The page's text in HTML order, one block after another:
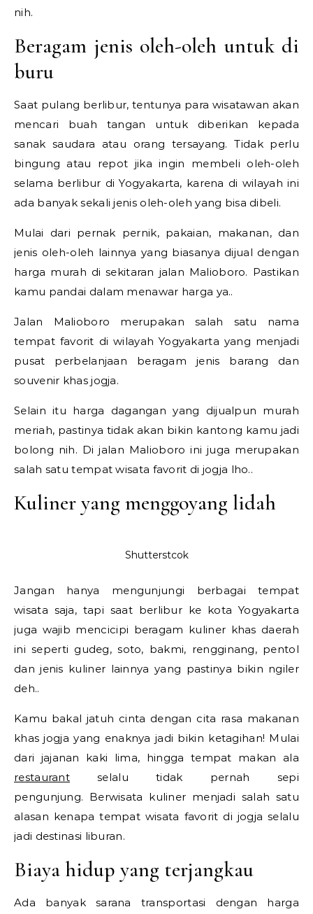
nih.
Beragam jenis oleh-oleh untuk di
buru
Saat pulang berlibur, tentunya para wisatawan akan
mencari buah tangan untuk diberikan kepada
sanak saudara atau orang tersayang. Tidak perlu
bingung atau repot jika ingin membeli oleh-oleh
selama berlibur di Yogyakarta, karena di wilayah ini
ada banyak sekali jenis oleh-oleh yang bisa dibeli.
Mulai dari pernak pernik, pakaian, makanan, dan
jenis oleh-oleh lainnya yang biasanya dijual dengan
harga murah di sekitaran jalan Malioboro. Pastikan
kamu pandai dalam menawar harga ya..
Jalan Malioboro merupakan salah satu nama
tempat favorit di wilayah Yogyakarta yang menjadi
pusat perbelanjaan beragam jenis barang dan
souvenir khas jogja.
Selain itu harga dagangan yang dijualpun murah
meriah, pastinya tidak akan bikin kantong kamu jadi
bolong nih. Di jalan Malioboro ini juga merupakan
salah satu tempat wisata favorit di jogja lho..
Kuliner yang menggoyang lidah
Shutterstcok
Jangan hanya mengunjungi berbagai tempat
wisata saja, tapi saat berlibur ke kota Yogyakarta
juga wajib mencicipi beragam kuliner khas daerah
ini seperti gudeg, soto, bakmi, rengginang, pentol
dan jenis kuliner lainnya yang pastinya bikin ngiler
deh..
Kamu bakal jatuh cinta dengan cita rasa makanan
khas jogja yang enaknya jadi bikin ketagihan! Mulai
dari jajanan kaki lima, hingga tempat makan ala
restaurant selalu tidak pernah sepi
pengunjung. Berwisata kuliner menjadi salah satu
alasan kenapa tempat wisata favorit di jogja selalu
jadi destinasi liburan.
Biaya hidup yang terjangkau
Ada banyak sarana transportasi dengan harga